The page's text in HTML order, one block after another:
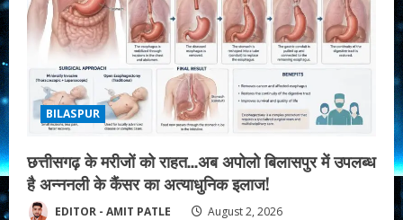
BILASPUR
छत्तीसगढ़ के मरीजों को राहत…अब अपोलो बिलासपुर में उपलब्ध
है अन्ननली के कैंसर का अत्याधुनिक इलाज!
EDITOR - AMIT PATLE August 2, 2026